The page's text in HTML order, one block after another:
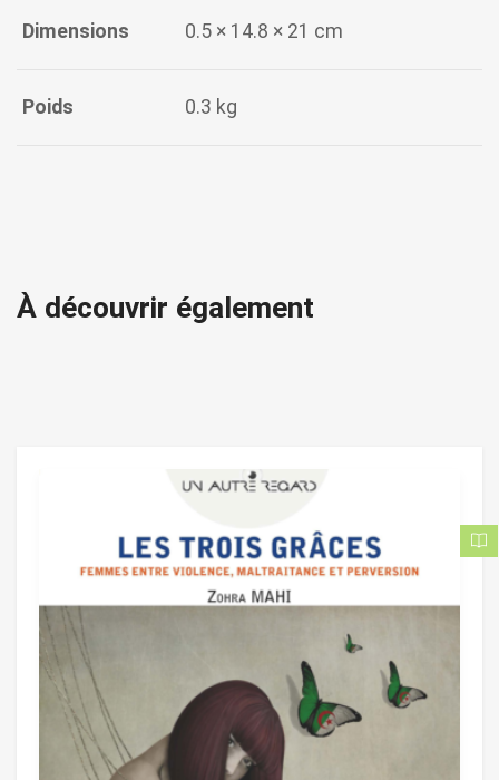
Dimensions 0.5 × 14.8 × 21 cm
Poids 0.3 kg
À découvrir également